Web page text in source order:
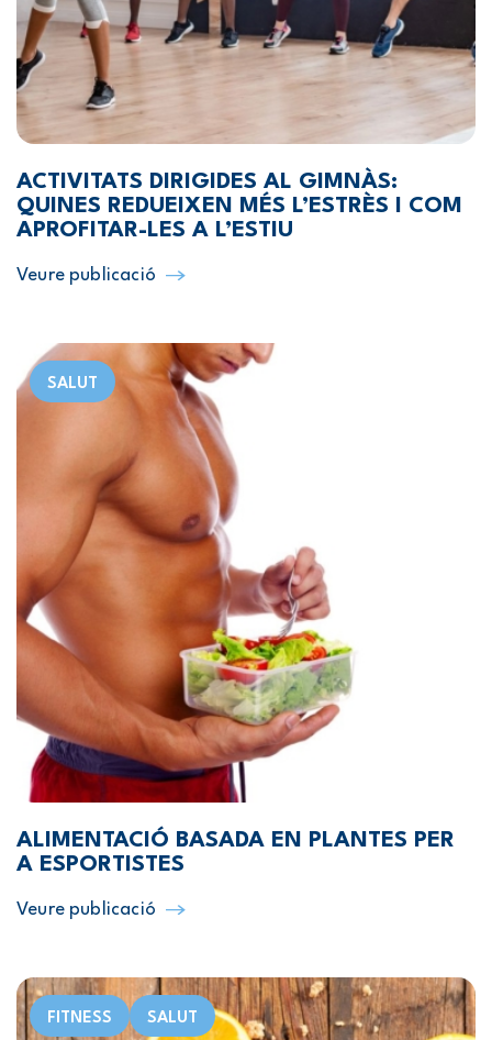
ACTIVITATS DIRIGIDES AL GIMNÀS:
QUINES REDUEIXEN MÉS L’ESTRÈS I COM
APROFITAR-LES A L’ESTIU
Veure publicació
SALUT
ALIMENTACIÓ BASADA EN PLANTES PER
A ESPORTISTES
Veure publicació
FITNESS SALUT